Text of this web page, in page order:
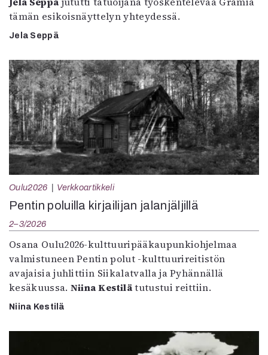
tämän esikoisnäyttelyn yhteydessä.
Jela Seppä
Oulu2026 Verkkoartikkeli
Pentin poluilla kirjailijan jalanjäljillä
2–3/2026
Osana Oulu2026-kulttuuripääkaupunkiohjelmaa
valmistuneen Pentin polut -kulttuurireitistön
avajaisia juhlittiin Siikalatvalla ja Pyhännällä
kesäkuussa. Niina Kestilätutustui reittiin.
Niina Kestilä